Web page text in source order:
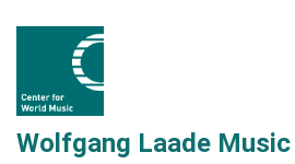
Wolfgang Laade